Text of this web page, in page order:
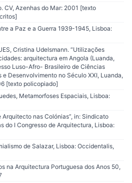
CV, Azenhas do Mar: 2001 [texto
a Paz e a Guerra 1939-1945, Lisboa:
Cristina Udelsmann. “Utilizações
arquitectura em Angola (Luanda,
Luso-Afro- Brasileiro de Ciências
Desenvolvimento no Século XXI, Luanda,
[texto policopiado]
Metamorfoses Espaciais, Lisboa:
Arquitecto nas Colónias”, in: Sindicato
do I Congresso de Arquitectura, Lisboa:
de Salazar, Lisboa: Occidentalis,
na Arquitectura Portuguesa dos Anos 50,